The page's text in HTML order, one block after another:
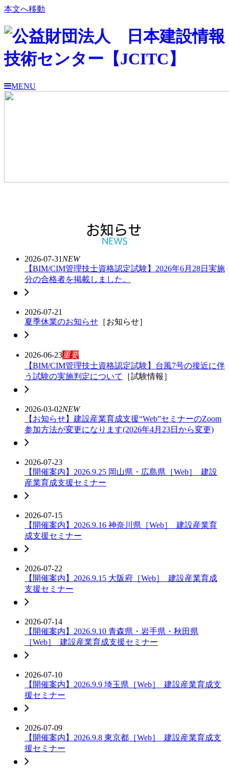
本文へ移動
MENU
お知らせ
NEWS
2026-07-31 NEW
【BIM/CIM管理技士資格認定試験】2026年6月28日実施
分の合格者を掲載しました。
2026-07-21
夏季休業のお知らせ ［お知らせ］
2026-06-23重要
【BIM/CIM管理技士資格認定試験】台風7号の接近に伴
う試験の実施判定について
［試験情報］
2026-03-02NEW
【お知らせ】建設産業育成支援“Web”セミナーのZoom
参加方法が変更になります(2026年4月23日から変更)
2026-07-23
【開催案内】2026.9.25 岡山県・広島県［Web］_建設
産業育成支援セミナー
2026-07-15
【開催案内】2026.9.16 神奈川県［Web］_建設産業育
成支援セミナー
2026-07-22
【開催案内】2026.9.15 大阪府［Web］_建設産業育成
支援セミナー
2026-07-14
【開催案内】2026.9.10 青森県・岩手県・秋田県
［Web］_建設産業育成支援セミナー
2026-07-10
【開催案内】2026.9.9 埼玉県［Web］_建設産業育成支
援セミナー
2026-07-09
【開催案内】2026.9.8 東京都［Web］_建設産業育成支
援セミナー